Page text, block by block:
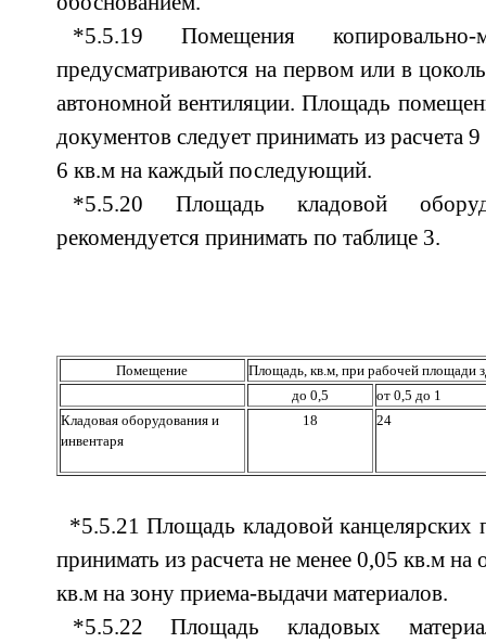
*5.5.19 Помещения копировально-
предусматриваются на первом или в
автономной вентиляции. Площадь
документов следует принимать из расчета
6 кв.м на каждый последующий.
*5.5.20 Площадь кладовой
рекомендуется принимать по таблице 3.
Помещение
Площадь, кв.м, при рабочей площади
до 0,5
от 0,5 до 1
Кладовая оборудования и
инвентаря
18 24
*5.5.21 Площадь кладовой канцелярских
принимать из расчета не менее 0,05 кв.м на
кв.м на зону приема-выдачи материалов.
*5.5.22 Площадь кладовых